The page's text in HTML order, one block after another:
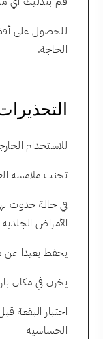
للحصول على
الحاجة.
للاستخدام
تجنب ملامسة
في حالة حدوث
الأمراض الجلدية
يحفظ بعيدا عن
يخزن في مكان
اختبار البقعة
الحساسية